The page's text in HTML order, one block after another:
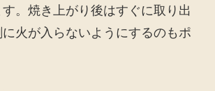
。焼き上がり後はすぐに取り出
に火が入らないようにするのもポ